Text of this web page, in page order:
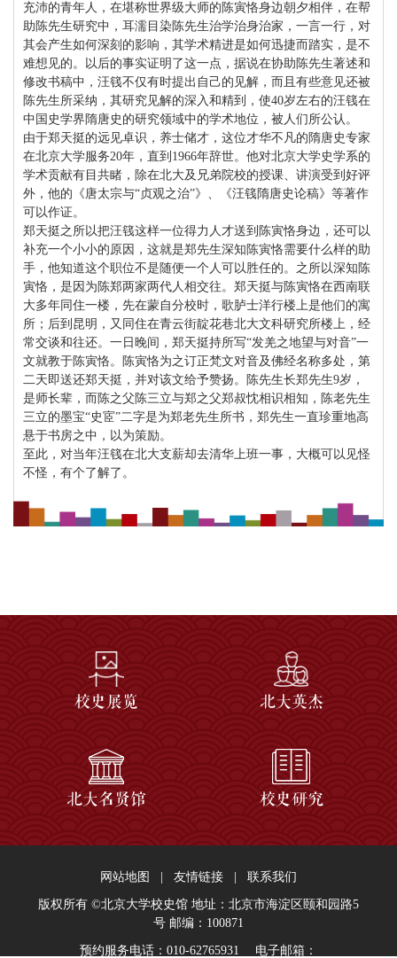
充沛的青年人，在堪称世界级大师的陈寅恪身边朝夕相伴，在帮
助陈先生研究中，耳濡目染陈先生治学治身治家，一言一行，对
其会产生如何深刻的影响，其学术精进是如何迅捷而踏实，是不
难想见的。以后的事实证明了这一点，据说在协助陈先生著述和
修改书稿中，汪篯不仅有时提出自己的见解，而且有些意见还被
陈先生所采纳，其研究见解的深入和精到，使40岁左右的汪篯在
中国史学界隋唐史的研究领域中的学术地位，被人们所公认。
由于郑天挺的远见卓识，养士储才，这位才华不凡的隋唐史专家
在北京大学服务20年，直到1966年辞世。他对北京大学史学系的
学术贡献有目共睹，除在北大及兄弟院校的授课、讲演受到好评
外，他的《唐太宗与“贞观之治”》、《汪篯隋唐史论稿》等著作
可以作证。
郑天挺之所以把汪篯这样一位得力人才送到陈寅恪身边，还可以
补充一个小小的原因，这就是郑先生深知陈寅恪需要什么样的助
手，他知道这个职位不是随便一个人可以胜任的。之所以深知陈
寅恪，是因为陈郑两家两代人相交往。郑天挺与陈寅恪在西南联
大多年同住一楼，先在蒙自分校时，歌胪士洋行楼上是他们的寓
所；后到昆明，又同住在青云街靛花巷北大文科研究所楼上，经
常交谈和往还。一日晚间，郑天挺持所写“发羌之地望与对音”一
文就教于陈寅恪。陈寅恪为之订正梵文对音及佛经名称多处，第
二天即送还郑天挺，并对该文给予赞扬。陈先生长郑先生9岁，
是师长辈，而陈之父陈三立与郑之父郑叔忱相识相知，陈老先生
三立的墨宝“史宧”二字是为郑老先生所书，郑先生一直珍重地高
悬于书房之中，以为策励。
至此，对当年汪篯在北大支薪却去清华上班一事，大概可以见怪
不怪，有个了解了。
校史展览 北大英杰
北大名贤馆 校史研究
网站地图 友情链接 联系我们
版权所有 ©北京大学校史馆 地址：北京市海淀区颐和园路5
号 邮编：100871
预约服务电话：010-62765931 电子邮箱：